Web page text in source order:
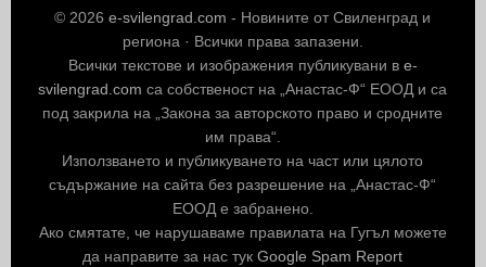
© 2026e-svilengrad.com - Новините от Свиленград и
региона · Всички права запазени.
Всички текстове и изображения публикувани в e-
svilengrad.com са собственост на „Анастас-Ф“ ЕООД и са
под закрила на „Закона за авторското право и сродните
им права“.
Използването и публикуването на част или цялото
съдържание на сайта без разрешение на „Анастас-Ф“
ЕООД е забранено.
Ако смятате, че нарушаваме правилата на Гугъл можете
да направите за нас тукGoogle Spam Report